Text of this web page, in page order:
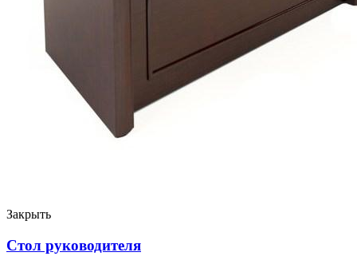
Закрыть
Стол руководителя